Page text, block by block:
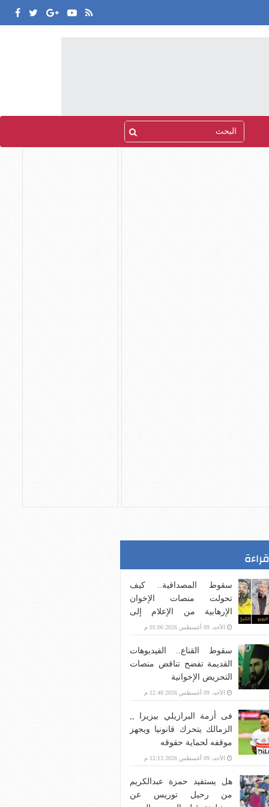
سقوط المصداقية.. كيف
تحولت منصات الإخوان
الإرهابية من الإعلام إلى
صناعة الضجيج؟
الأحد، 09 أغسطس 2026 01:06 م
سقوط القناع.. الفيديوهات
القديمة تفضح تناقض منصات
التحريض الإخوانية
الأحد، 09 أغسطس 2026 12:48 م
فى أزمة البرازيلي بيزيرا ,,
الزمالك يتحرك قانونيا ويجهز
موقفه لحماية حقوقه
الأحد، 09 أغسطس 2026 12:13 م
هل يستفيد حمزة عبدالكريم
من رحيل توريس عن